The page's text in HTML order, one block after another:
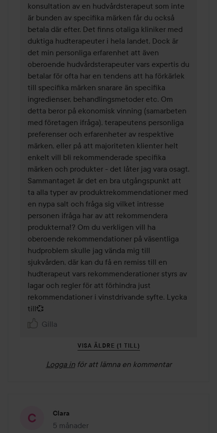
konsultation av en hudvårdsterapeut som inte
är bunden av specifika märken får du också
betala där efter. Det finns otaliga kliniker med
duktiga hudterapeuter i hela landet, Dock är
det min personliga erfarenhet att även
oberoende hudvårdsterapeuter vars expertis du
betalar för ofta har en tendens att ha förkärlek
till specifika märken snarare än specifika
ingredienser, behandlingsmetoder etc. Om
detta beror på ekonomisk vinning (samarbeten
med företagen ifråga), terapeutens personliga
preferenser och erfarenheter av respektive
märken, eller på att majoriteten klienter helt
enkelt vill bli rekommenderade specifika
märken och produkter - det låter jag vara osagt.
Sammantaget är det en bra utgångspunkt att
ta alla typer av produktrekommendationer med
en nypa salt och fråga sig vilket intresse
personen ifråga har av att rekommendera
produkterna!? Om du verkligen vill ha
oberoende rekommendationer på väsentliga
hudproblem skulle jag vända mig till
sjukvården, där kan du få en remiss till en
hudterapeut vars rekommenderationer styrs av
lagar och regler för att förhindra just
rekommendationer i vinstdrivande syfte. Lycka
till💞
Gilla
VISA ÄLDRE (1 TILL)
Logga in för att lämna en kommentar
Clara
5 månader
Inlägget skapades 5 månader